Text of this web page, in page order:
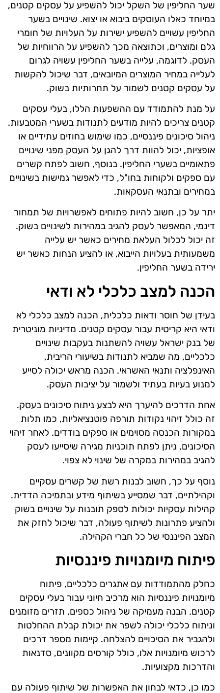
שער החליפין של השקל יכול להשפיע על עסקים קטנים,
במיוחד כאלו העוסקים ביבוא או יצוא. שינויים בשער
החליפין עשויים להשפיע ישירות על העלויות של חומרי
גלם ומוצרים, וכתוצאה מכך להשפיע על הרווחיות של
העסק. לדוגמה, עלייה בשער החליפין עשויה לגרום
לעלייה במחיר המוצרים המיובאים, דבר שיכול להקשות
על עסקים קטנים לשמור על תחרותיות בשוק.
על מנת להתמודד עם ההשפעות הללו, בעלי עסקים
קטנים צריכים להיות מודעים לתנודות בשערי המטבעות.
ניהול סיכונים פיננסיים, כמו שימוש בחוזים עתידיים או
אופציות, יכול להוות דרך להגן על העסק מפני שינויים
פתאומיים בשערי החליפין. בנוסף, חשוב לפתח קשרים
עם ספקים ולקוחות בחו"ל, כדי לאפשר גמישות בשינויים
במחירים ובתנאי העסקאות.
יתר על כן, חשוב להיות פתוחים לאפשרויות של תמחור
דינמי, המאפשר לעסק להגיב במהירות לשינויים בשוק.
זה יכול לכלול העלאת מחירים כאשר יש עלייה
משמעותית בעלויות הייבוא, או להציע הנחות כאשר יש
ירידה בשער החליפין.
הכנה למצב כלכלי לא ודאי
בעידן של חוסר ודאות כלכלית, הכנה למצב כלכלי לא
ודאי היא קריטית עבור עסקים קטנים. מדיניות מוניטרית
של בנק ישראל עשויה להשתנות בעקבות שינויים
כלכליים, מה שמביא לתנודות בשיעורי הריבית,
האינפלציה ותנאי האשראי. הכנה מראש יכולה לסייע
למנוע בעיות בעתיד ולשמור על יציבות העסק.
אחת הדרכים להיערך היא לבצע ניתוח סיכונים בעסק.
זה כולל זיהוי נקודות תורפה פוטנציאליות, כמו תלות
במקורות הכנסה מסוימים או ספקים בודדים. לאחר זיהוי
הסיכונים, ניתן לפתח תוכניות מגירה שיסייעו לעסק
להגיב במהירות במקרה של שינוי לא צפוי.
נוסף על כך, חשוב לבנות רשת של קשרים עסקיים
וקהילתיים, דבר שמסייע בשיתוף מידע ובתמיכה הדדית.
קהילות עסקיות יכולות לספק תובנות על שינויים בשוק
ולהציע פתרונות לשיתוף פעולה, דבר שיכול לחזק את
המצב הפיננסי של כל חברי הקהילה.
פיתוח מיומנויות פיננסיות
כחלק מהתמודדות עם אתגרים כלכליים, פיתוח
מיומנויות פיננסיות הוא מרכיב חיוני עבור בעלי עסקים
קטנים. הבנה מעמיקה של ניהול כספים, תזרים מזומנים
וניתוח כלכלי יכולה לשפר את יכולת קבלת ההחלטות
ולהגביר את הסיכויים להצלחה. קיימות מספר דרכים
לרכוש מיומנויות אלו, כולל קורסים מקוונים, סדנאות
והדרכות מקצועיות.
כמו כן, כדאי לבחון את האפשרות של שיתוף פעולה עם